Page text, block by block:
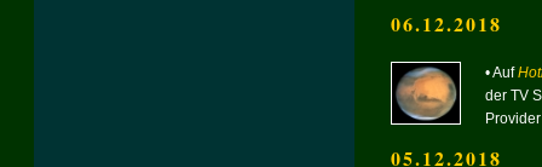
06.12.2018
• Auf
der TV
05.12.2018